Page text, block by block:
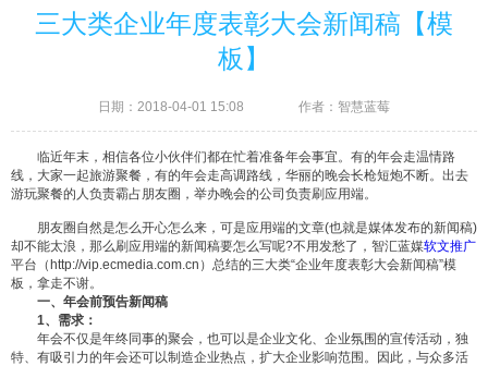
三大类企业年度表彰大会新闻稿【模
板】
日期：2018-04-01 15:08 作者：智慧蓝莓
临近年末，相信各位小伙伴们都在忙着准备年会事宜。有的年会走温情路
线，大家一起旅游聚餐，有的年会走高调路线，华丽的晚会长枪短炮不断。出去
游玩聚餐的人负责霸占朋友圈，举办晚会的公司负责刷应用端。
朋友圈自然是怎么开心怎么来，可是应用端的文章(也就是媒体发布的新闻稿)
却不能太浪，那么刷应用端的新闻稿要怎么写呢?不用发愁了，智汇蓝媒软文推广
平台（http://vip.ecmedia.com.cn）总结的三大类“企业年度表彰大会新闻稿”模
板，拿走不谢。
一、年会前预告新闻稿
1、需求：
年会不仅是年终同事的聚会，也可以是企业文化、企业氛围的宣传活动，独
特、有吸引力的年会还可以制造企业热点，扩大企业影响范围。因此，与众多活